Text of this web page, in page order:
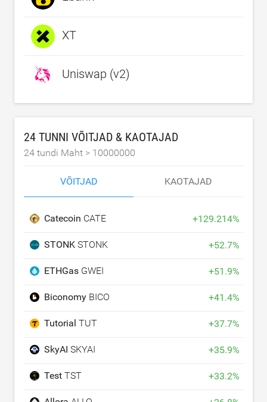
XT
Uniswap (v2)
24 TUNNI VÕITJAD & KAOTAJAD
24 tundi Maht > 10000000
VÕITJAD KAOTAJAD
Catecoin CATE +129.214%
STONK STONK +52.7%
ETHGas GWEI +51.9%
Biconomy BICO +41.4%
Tutorial TUT +37.7%
SkyAI SKYAI +35.9%
Test TST +33.2%